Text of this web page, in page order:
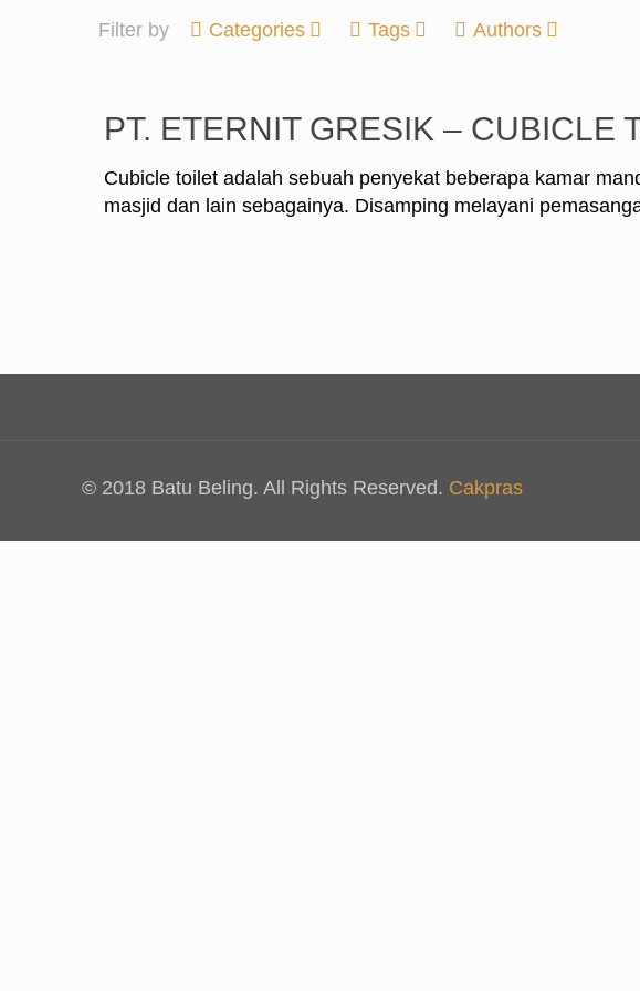
Filter by Categories Tags Authors
PT. ETERNIT GRESIK – CUBICLE
Cubicle toilet adalah sebuah penyekat beberapa kamar
masjid dan lain sebagainya. Disamping melayani
© 2018 Batu Beling. All Rights Reserved. Cakpras